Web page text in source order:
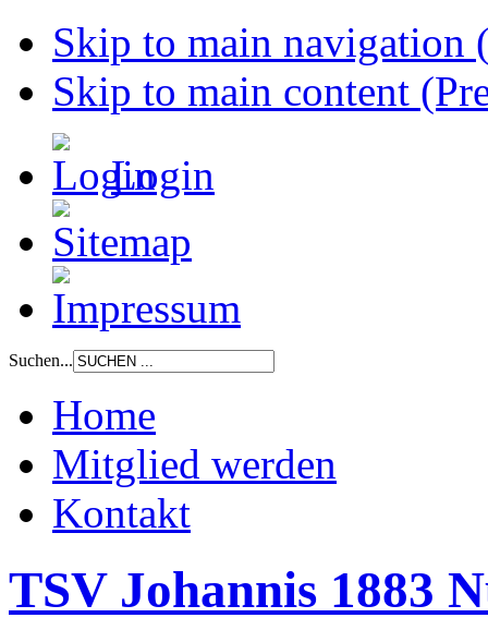
Skip to main navigation
Skip to main content
Login
Suchen...
Home
Mitglied werden
Kontakt
TSV Johannis 1883